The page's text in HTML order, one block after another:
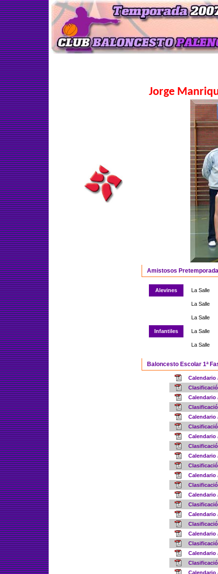
Jorge
Amistosos Pretemporada
Alevines La Salle
La Salle
La Salle
Infantiles La Salle
La Salle
Baloncesto Escolar 1ª
Calendario
Calendario
Calendario
Calendario
Calendario
Calendario
Calendario
Calendario
Calendario
Calendario
Calendario